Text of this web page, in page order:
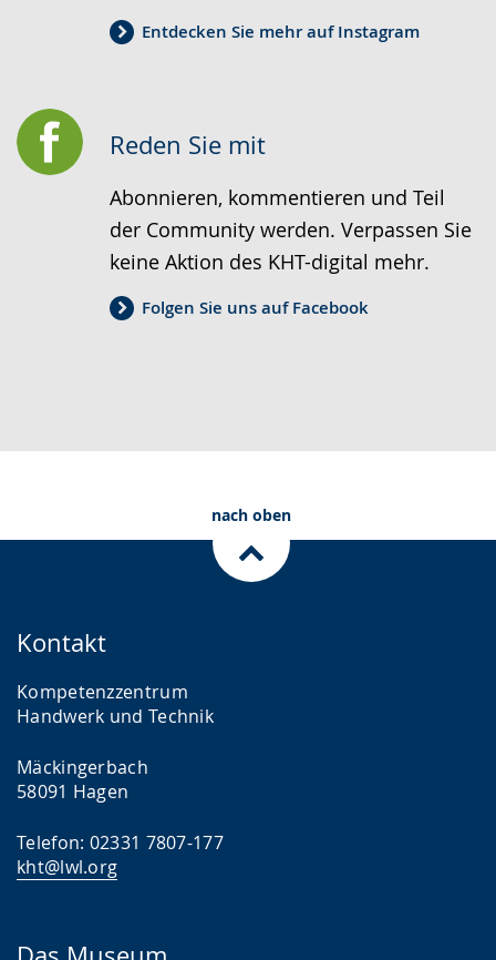
Entdecken Sie mehr auf Instagram
Reden Sie mit
Abonnieren, kommentieren und Teil
der Community werden. Verpassen Sie
keine Aktion des KHT-digital mehr.
Folgen Sie uns auf Facebook
nach oben
Kontakt
Kompetenzzentrum
Handwerk und Technik
Mäckingerbach
58091 Hagen
Telefon: 02331 7807-177
kht@lwl.org